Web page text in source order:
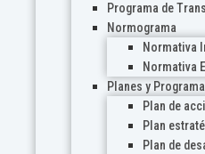
Programa de
Normograma
Normativa
Normativa
Planes y
Plan de
Plan
Plan de